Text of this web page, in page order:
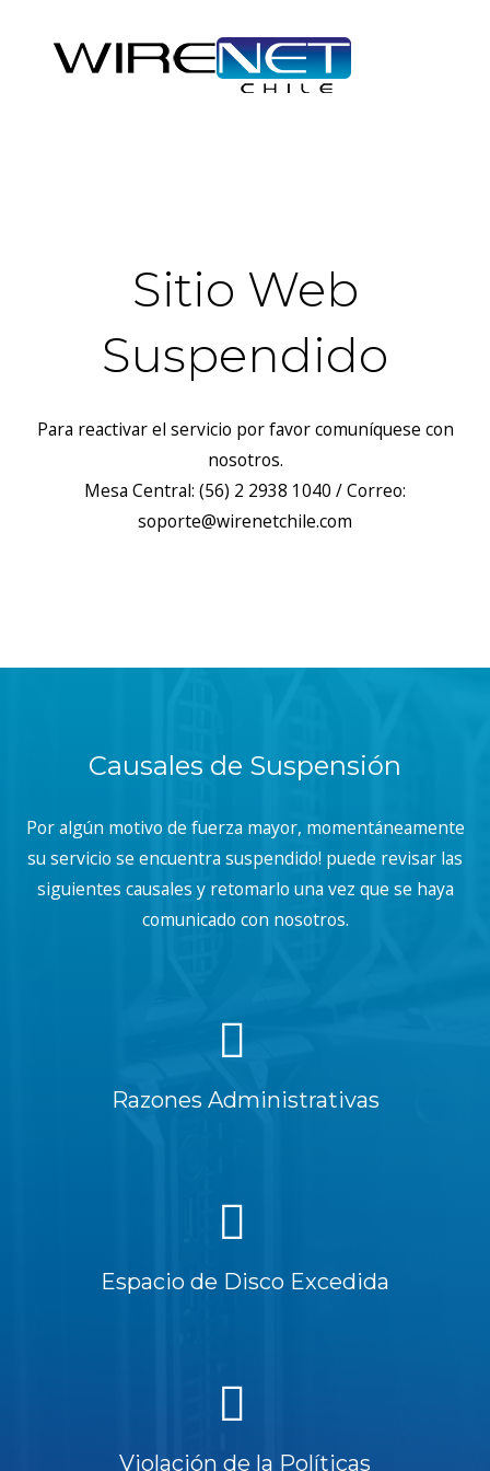
With, Content-Type, Accept");
Sitio Web
Suspendido
Para reactivar el servicio por favor comuníquese con
nosotros.
Mesa Central: (56) 2 2938 1040 / Correo:
soporte@wirenetchile.com
Causales de Suspensión
Por algún motivo de fuerza mayor, momentáneamente
su servicio se encuentra suspendido! puede revisar las
siguientes causales y retomarlo una vez que se haya
comunicado con nosotros.
Razones Administrativas
Espacio de Disco Excedida
Violación de la Políticas